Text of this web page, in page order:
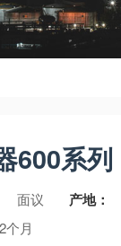
600系列
面议 产地：
个月